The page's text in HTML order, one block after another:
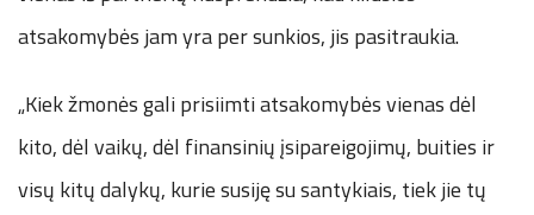
atsakomybės jam yra per sunkios, jis pasitraukia.
„Kiek žmonės gali prisiimti atsakomybės vienas dėl
kito, dėl vaikų, dėl finansinių įsipareigojimų, buities ir
visų kitų dalykų, kurie susiję su santykiais, tiek jie tų